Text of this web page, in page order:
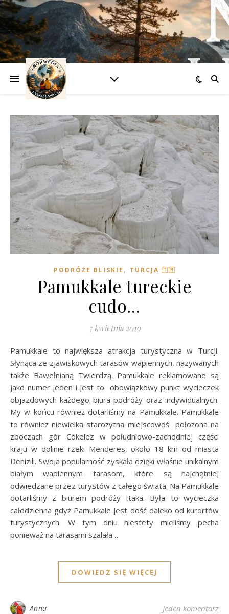
PODRÓŻE BLISKIE , TURCJA 🇹🇷
Pamukkale tureckie
cudo…
7 kwietnia 2019
Pamukkale to największa atrakcja turystyczna w Turcji.
Słynąca ze zjawiskowych tarasów wapiennych, nazywanych
także Bawełnianą Twierdzą. Pamukkale reklamowane są
jako numer jeden i jest to obowiązkowy punkt wycieczek
objazdowych każdego biura podróży oraz indywidualnych.
My w końcu również dotarliśmy na Pamukkale. Pamukkale
to również niewielka starożytna miejscowoś położona na
zboczach gór Cökelez w południowo-zachodniej części
kraju w dolinie rzeki Menderes, około 18 km od miasta
Denizili. Swoja popularność zyskała dzięki właśnie unikalnym
białym wapiennym tarasom, które są najchętniej
odwiedzane przez turystów z całego świata. Na Pamukkale
dotarliśmy z biurem podróży Itaka. Była to wycieczka
całodzienna gdyż Pamukkale jest dość daleko od kurortów
turystycznych. W tym dniu niestety mieliśmy pecha
ponieważ na tarasami szalała…
DOWIEDZ SIĘ WIĘCEJ
Anna Jeden komentarz